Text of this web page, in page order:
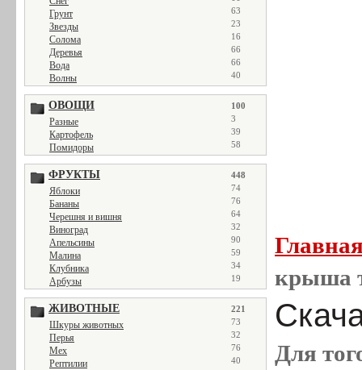
Грунт 63
Звезды 23
Солома 16
Деревья 66
Вода 66
Волны 40
ОВОЩИ 100
Разные 3
Картофель 39
Помидоры 58
ФРУКТЫ 448
Яблоки 74
Бананы 76
Черешня и вишня 64
Виноград 32
Апельсины 90
Малина 59
Клубника 34
Арбузы 19
ЖИВОТНЫЕ 221
Шкуры животных 73
Перья 32
Мех 76
Рептилии 40
крыша
Для